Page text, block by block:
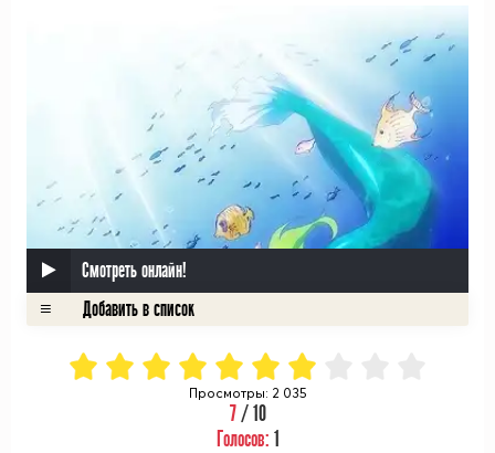
Смотреть онлайн!
Просмотры: 2 035
7/ 10
Голосов: 1